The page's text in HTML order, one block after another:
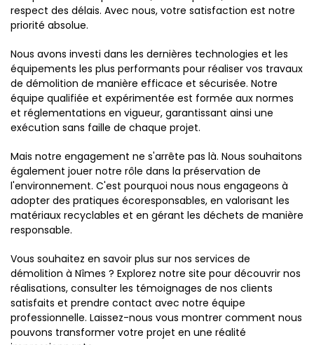
respect des délais. Avec nous, votre satisfaction est notre
priorité absolue.
Nous avons investi dans les dernières technologies et les
équipements les plus performants pour réaliser vos travaux
de démolition de manière efficace et sécurisée. Notre
équipe qualifiée et expérimentée est formée aux normes
et réglementations en vigueur, garantissant ainsi une
exécution sans faille de chaque projet.
Mais notre engagement ne s'arrête pas là. Nous souhaitons
également jouer notre rôle dans la préservation de
l'environnement. C'est pourquoi nous nous engageons à
adopter des pratiques écoresponsables, en valorisant les
matériaux recyclables et en gérant les déchets de manière
responsable.
Vous souhaitez en savoir plus sur nos services de
démolition à Nîmes ? Explorez notre site pour découvrir nos
réalisations, consulter les témoignages de nos clients
satisfaits et prendre contact avec notre équipe
professionnelle. Laissez-nous vous montrer comment nous
pouvons transformer votre projet en une réalité